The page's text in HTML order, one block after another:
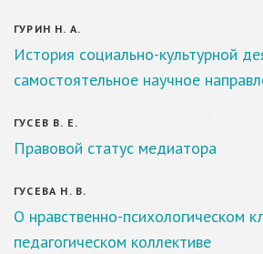
ГУРИН Н. А.
История социально-культурной
самостоятельное научное
ГУСЕВ В. Е.
Правовой статус медиатора
ГУСЕВА Н. В.
О нравственно-психологическом
педагогическом коллективе